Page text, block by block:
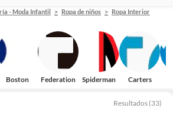
- Moda Infantil Ropa de niños
Ropa Interior
Boston Federation Spiderman Carters
Resultados (33)